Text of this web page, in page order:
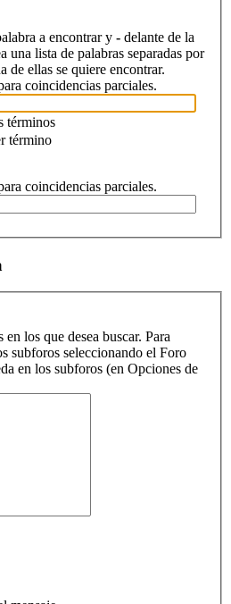
a encontrar y - delante de la
una lista de palabras separadas por
de ellas se quiere encontrar.
coincidencias parciales.
términos
término
coincidencias parciales.
los que desea buscar. Para
subforos seleccionando el Foro
en los subforos (en Opciones de